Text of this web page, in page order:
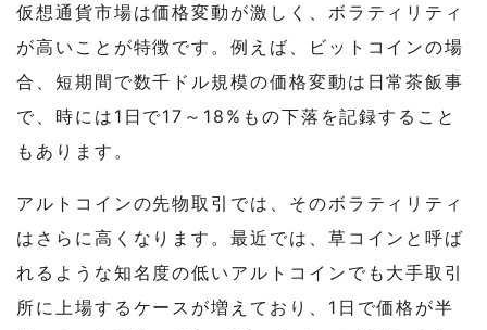
仮想通貨市場は価格変動が激しく、ボラティリティ
が高いことが特徴です。例えば、ビットコインの場
合、短期間で数千ドル規模の価格変動は日常茶飯事
で、時には1日で17～18%もの下落を記録すること
もあります。
アルトコインの先物取引では、そのボラティリティ
はさらに高くなります。最近では、草コインと呼ば
れるような知名度の低いアルトコインでも大手取引
所に上場するケースが増えており、1日で価格が半